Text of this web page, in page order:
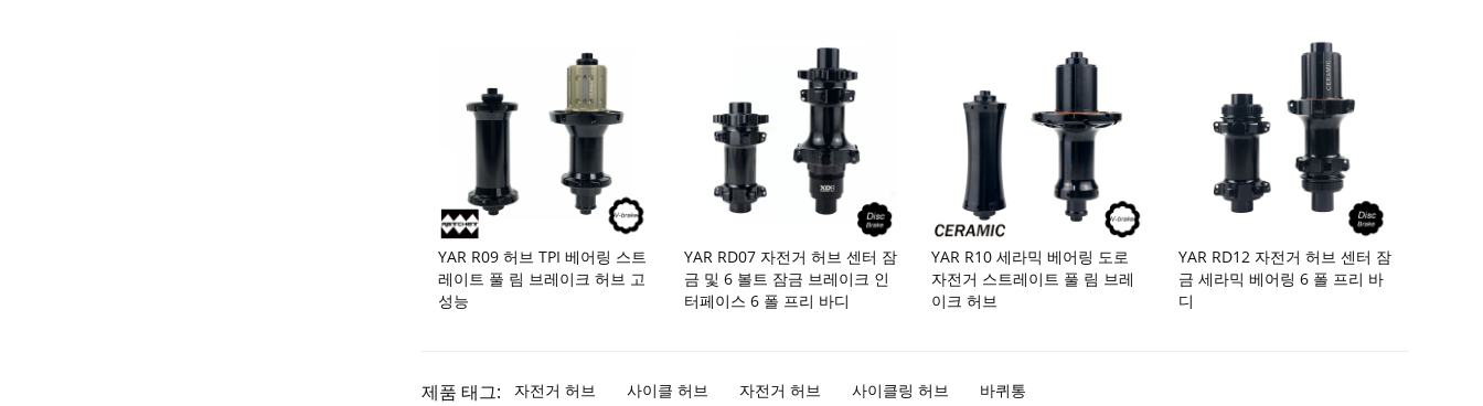
YAR R09 허브 TPI 베어링 스트
레이트 풀 림 브레이크 허브 고
성능
YAR RD07 자전거 허브 센터 잠
금 및 6 볼트 잠금 브레이크 인
터페이스 6 폴 프리 바디
YAR R10 세라믹 베어링 도로
자전거 스트레이트 풀 림 브레
이크 허브
YAR RD12 자전거 허브 센터 잠
금 세라믹 베어링 6 폴 프리 바
디
제품 태그: 자전거 허브 사이클 허브 자전거 허브 사이클링 허브 바퀴통